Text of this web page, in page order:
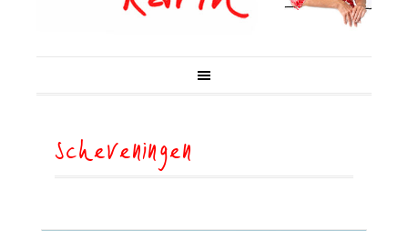
scheveningen